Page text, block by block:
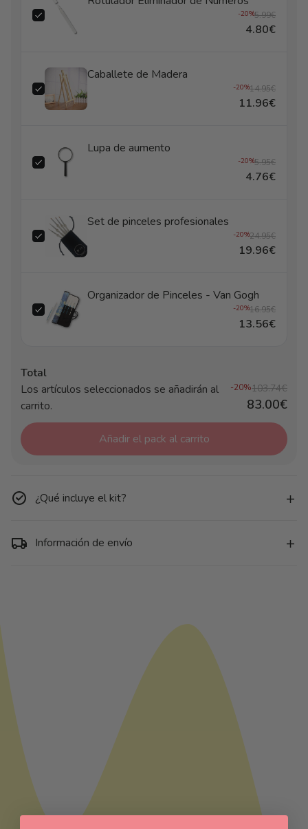
-20%5.99€
4.80€
Caballete de Madera
-20%14.95€
11.96€
Lupa de aumento
-20%5.95€
4.76€
Set de pinceles profesionales
-20%24.95€
19.96€
Organizador de Pinceles - Van Gogh
-20%16.95€
13.56€
Total
Los artículos seleccionados se añadirán al
carrito.
-20%103.74€
83.00€
Añadir el pack al carrito
¿Qué incluye el kit?
Información de envío